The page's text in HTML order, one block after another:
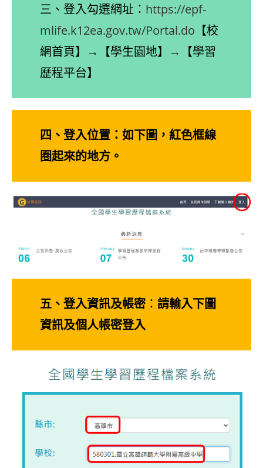
三、登入勾選網址： https://epf-
mlife.k12ea.gov.tw/Portal.do 【校
網首頁】→【學生園地】→【學習
歷程平台】
四、登入位置：如下圖，紅色框線
圈起來的地方。
五、登入資訊及帳密： 請輸入下圖
資訊及個人帳密登入